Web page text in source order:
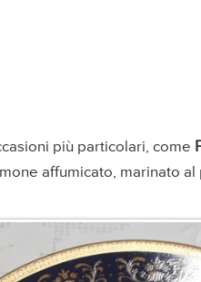
più particolari, come
affumicato, marinato